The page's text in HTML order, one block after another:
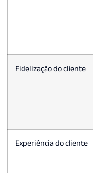
Fidelização do cliente
Experiência do cliente